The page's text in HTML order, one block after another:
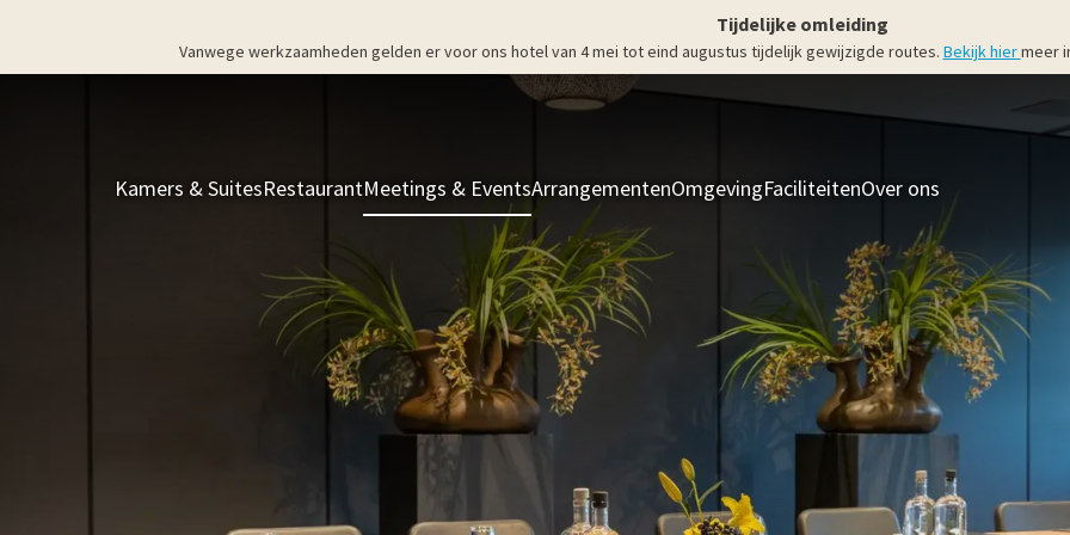
Tijdelijke omleiding
Vanwege werkzaamheden gelden er voor ons hotel van 4 mei tot eind augustus tijdelijk gewijzigde routes. Bekijk hiermeer
Kamers & SuitesRestaurantMeetings & EventsArrangementenOmgevingFaciliteitenOver ons